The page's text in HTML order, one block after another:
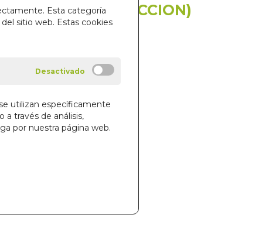
Esta categoría
sitio web. Estas cookies
utilizan específicamente
a través de análisis,
por nuestra página web.
LEYENDAS (SELECCION)
la cesta